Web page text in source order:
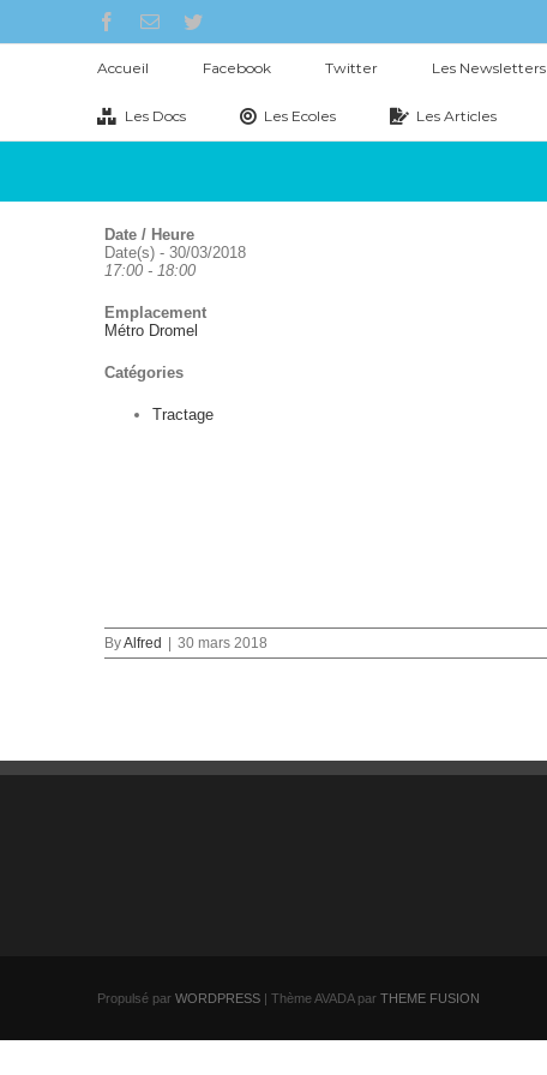
content
facebook
Emailtwitter
Search
for:
Accueil Facebook Twitter Les Newsletters
Les Docs Les Ecoles Les Articles
Date / Heure
Date(s) - 30/03/2018
17:00 - 18:00
Emplacement
Métro Dromel
Catégories
Tractage
ByAlfred 30 mars 2018
Propulsé parWORDPRESS | Thème AVADA parTHEME FUSION